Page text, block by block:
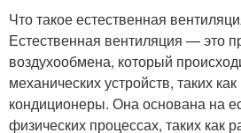
Что такое естественная
Естественная вентиляция — это
воздухообмена, который
механических устройств, таких
кондиционеры. Она основана на
физических процессах, таких как